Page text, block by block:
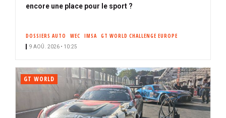
encore une place pour le sport ?
DOSSIERS AUTO WEC IMSA GT WORLD CHALLENGE EUROPE
9 AOÛ. 2026 • 10:25
GT WORLD